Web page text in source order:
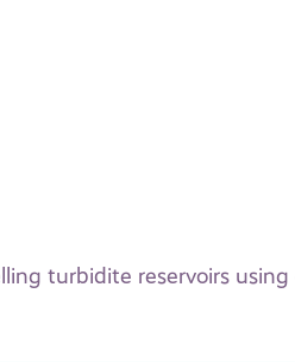
turbidite reservoirs